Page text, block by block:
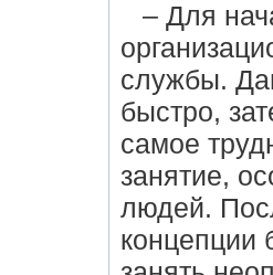
– Для
службы.
быстро,
самое
занятие,
людей.
концепции